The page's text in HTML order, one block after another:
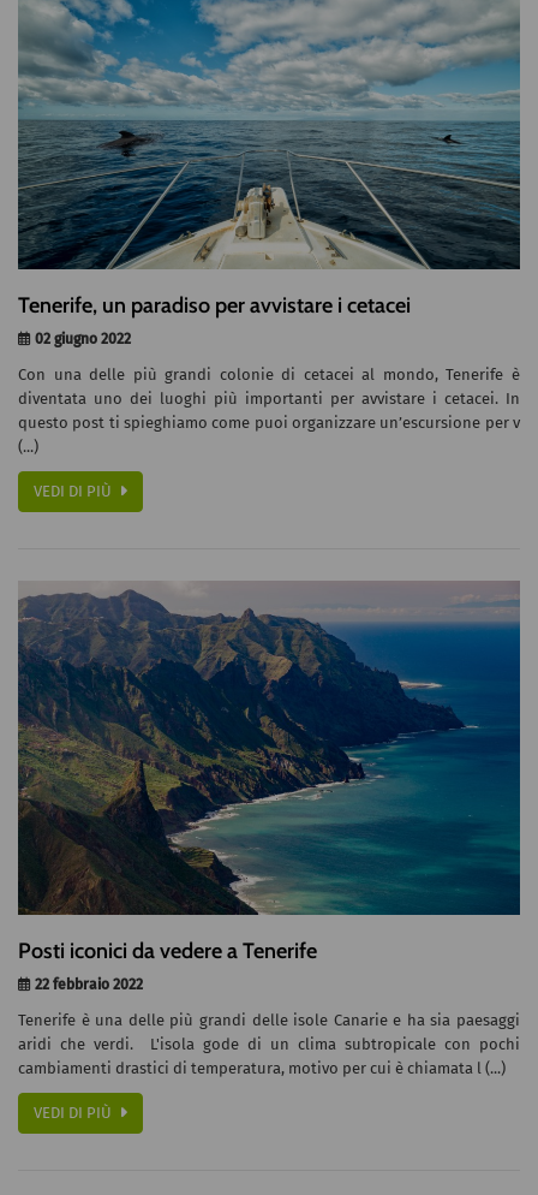
Tenerife, un paradiso per avvistare i cetacei
02 giugno 2022
Con una delle più grandi colonie di cetacei al mondo, Tenerife è
diventata uno dei luoghi più importanti per avvistare i cetacei. In
questo post ti spieghiamo come puoi organizzare un’escursione per v
(...)
VEDI DI PIÙ
Posti iconici da vedere a Tenerife
22 febbraio 2022
Tenerife è una delle più grandi delle isole Canarie e ha sia paesaggi
aridi che verdi. L'isola gode di un clima subtropicale con pochi
cambiamenti drastici di temperatura, motivo per cui è chiamata l (...)
VEDI DI PIÙ